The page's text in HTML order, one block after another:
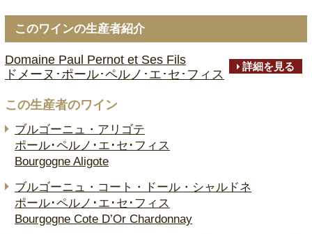
このワインの生産者紹介
Domaine Paul Pernot et Ses Fils
ドメーヌ･ポール･ペルノ･エ･セ･フィス
詳細を見る
この生産者のワイン
ブルゴーニュ・アリゴテ
ポール･ペルノ･エ･セ･フィス
Bourgogne Aligote
ブルゴーニュ・コート・ドール・シャルドネ
ポール･ペルノ･エ･セ･フィス
Bourgogne Cote D’Or Chardonnay